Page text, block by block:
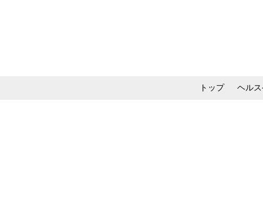
トップ ヘル